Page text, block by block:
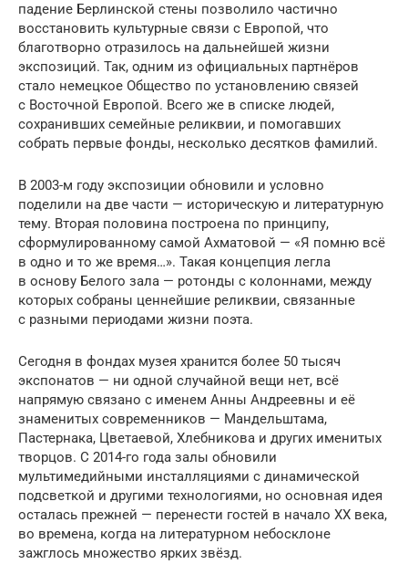
падение Берлинской стены позволило частично
восстановить культурные связи с Европой, что
благотворно отразилось на дальнейшей жизни
экспозиций. Так, одним из официальных партнёров
стало немецкое Общество по установлению связей
с Восточной Европой. Всего же в списке людей,
сохранивших семейные реликвии, и помогавших
собрать первые фонды, несколько десятков фамилий.
В 2003-м году экспозиции обновили и условно
поделили на две части — историческую и литературную
тему. Вторая половина построена по принципу,
сформулированному самой Ахматовой — «Я помню всё
в одно и то же время…». Такая концепция легла
в основу Белого зала — ротонды с колоннами, между
которых собраны ценнейшие реликвии, связанные
с разными периодами жизни поэта.
Сегодня в фондах музея хранится более 50 тысяч
экспонатов — ни одной случайной вещи нет, всё
напрямую связано с именем Анны Андреевны и её
знаменитых современников — Мандельштама,
Пастернака, Цветаевой, Хлебникова и других именитых
творцов. С 2014-го года залы обновили
мультимедийными инсталляциями с динамической
подсветкой и другими технологиями, но основная идея
осталась прежней — перенести гостей в начало XX века,
во времена, когда на литературном небосклоне
зажглось множество ярких звёзд.